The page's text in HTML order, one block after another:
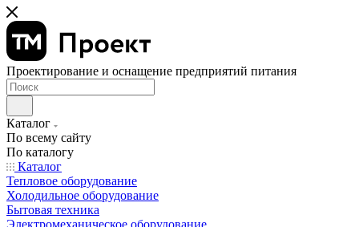
Проектирование и оснащение предприятий питания
Каталог
По всему сайту
По каталогу
Каталог
Тепловое оборудование
Холодильное оборудование
Бытовая техника
Электромеханическое оборудование